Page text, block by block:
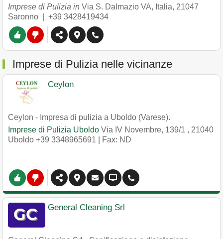
Imprese di Pulizia in Via S. Dalmazio VA, Italia, 21047
Saronno
+39 3428419434
Imprese di Pulizia nelle vicinanze
Ceylon
Ceylon - Impresa di pulizia a Uboldo (Varese).
Imprese di Pulizia Uboldo Via IV Novembre, 139/1 , 21040
Uboldo +39 3348965691 | Fax: ND
General Cleaning Srl